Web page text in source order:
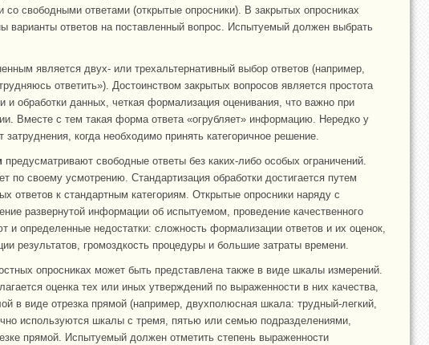
со свободными ответами (открытые опросники). В закрытых опросниках
варианты ответов на поставленный вопрос. Испытуемый должен выбрать
является двух- или трехальтернативный выбор ответов (например,
ответить»). Достоинством закрытых вопросов является простота
и обработки данных, четкая формализация оценивания, что важно при
Вместе с тем такая форма ответа «огрубляет» информацию. Нередко у
когда необходимо принять категоричное решение.
предусматривают свободные ответы без каких-либо особых ограничений.
по своему усмотрению. Стандартизация обработки достигается путем
ответов к стандартным категориям. Открытые опросники наряду с
развернутой информации об испытуемом, проведение качественного
и определенные недостатки: сложность формализации ответов и их оценок,
результатов, громоздкость процедуры и большие затраты времени.
опросниках может быть представлена также в виде шкалы измерений.
оценка тех или иных утверждений по выраженности в них качества,
в виде отрезка прямой (например, двухполюсная шкала: трудный-легкий,
используются шкалы с тремя, пятью или семью подразделениями,
прямой. Испытуемый должен отметить степень выраженности